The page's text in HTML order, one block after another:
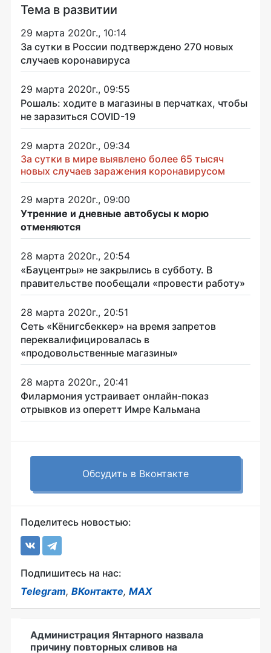
Тема в развитии
29 марта 2020г., 10:14
За сутки в России подтверждено 270 новых
случаев коронавируса
29 марта 2020г., 09:55
Рошаль: ходите в магазины в перчатках, чтобы
не заразиться COVID-19
29 марта 2020г., 09:34
За сутки в мире выявлено более 65 тысяч
новых случаев заражения коронавирусом
29 марта 2020г., 09:00
Утренние и дневные автобусы к морю
отменяются
28 марта 2020г., 20:54
«Бауцентры» не закрылись в субботу. В
правительстве пообещали «провести работу»
28 марта 2020г., 20:51
Сеть «Кёнигсбеккер» на время запретов
переквалифицировалась в
«продовольственные магазины»
28 марта 2020г., 20:41
Филармония устраивает онлайн-показ
отрывков из оперетт Имре Кальмана
Обсудить в Вконтакте
Поделитесь новостью:
Подпишитесь на нас:
Telegram, ВКонтакте, MAX
Администрация Янтарного назвала
причину повторных сливов на